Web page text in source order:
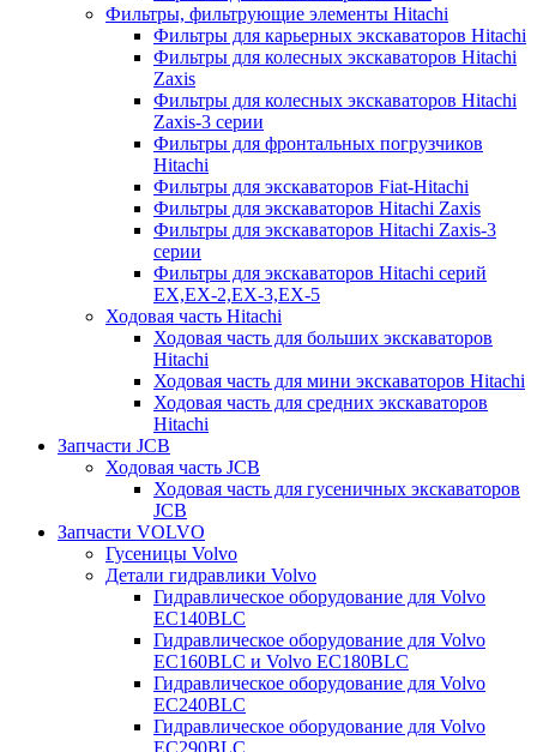
Фильтры, фильтрующие элементы Hitachi
Фильтры для карьерных экскаваторов Hitachi
Фильтры для колесных экскаваторов Hitachi
Zaxis
Фильтры для колесных экскаваторов Hitachi
Zaxis-3 серии
Фильтры для фронтальных погрузчиков
Hitachi
Фильтры для экскаваторов Fiat-Hitachi
Фильтры для экскаваторов Hitachi Zaxis
Фильтры для экскаваторов Hitachi Zaxis-3
серии
Фильтры для экскаваторов Hitachi серий
EX,EX-2,EX-3,EX-5
Ходовая часть Hitachi
Ходовая часть для больших экскаваторов
Hitachi
Ходовая часть для мини экскаваторов Hitachi
Ходовая часть для средних экскаваторов
Hitachi
Запчасти JCB
Ходовая часть JCB
Ходовая часть для гусеничных экскаваторов
JCB
Запчасти VOLVO
Гусеницы Volvo
Детали гидравлики Volvo
Гидравлическое оборудование для Volvo
EC140BLC
Гидравлическое оборудование для Volvo
EC160BLC и Volvo EC180BLC
Гидравлическое оборудование для Volvo
EC240BLC
Гидравлическое оборудование для Volvo
EC290BLC